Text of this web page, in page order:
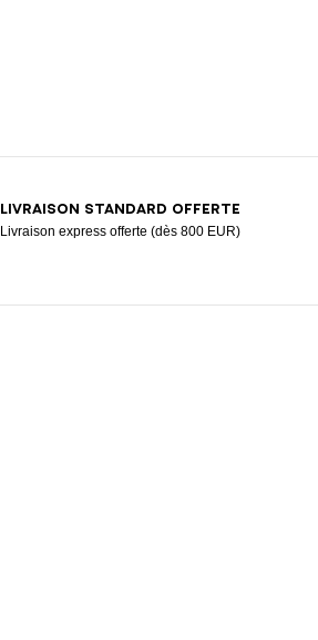
LIVRAISON STANDARD OFFERTE
Livraison express offerte (dès 800 EUR)